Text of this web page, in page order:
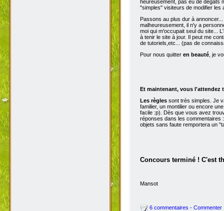
heureusement, pas eu de dégâts
"simples" visiteurs de modifier
Passons au plus dur à
malheureusement, il n'y a
moi qui m'occupait seul du site...
à tenir le site à jour. Il peut me
de tutoriels,etc... (pas de
Pour nous quitter en beauté, je
Et maintenant, vous l'attendez
Les règles sont très simples. Je
familier, un montilier ou encore
facile :p). Dès que vous avez
réponses dans les commentaires
objets sans faute remportera un
Concours terminé ! C'est
Mansot
6 commentaires - Commenter